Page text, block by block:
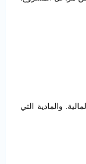
والمادية التي